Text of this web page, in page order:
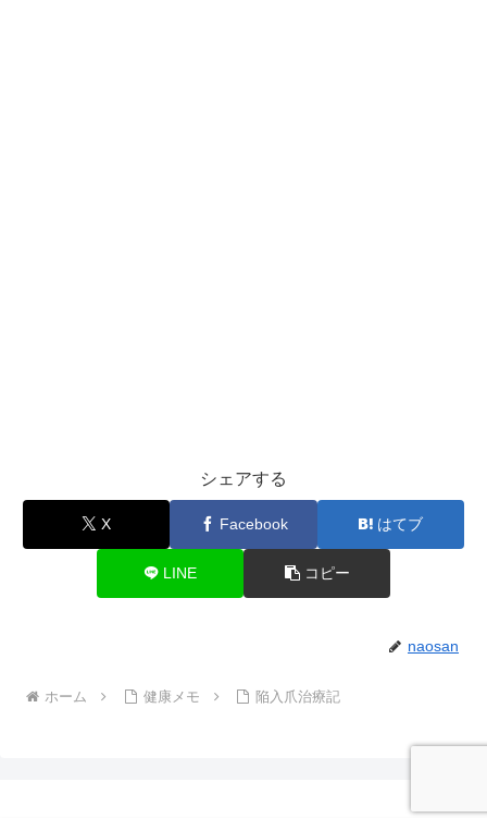
シェアする
X Facebook はてブ
LINE コピー
naosan
ホーム 健康メモ 陥入爪治療記